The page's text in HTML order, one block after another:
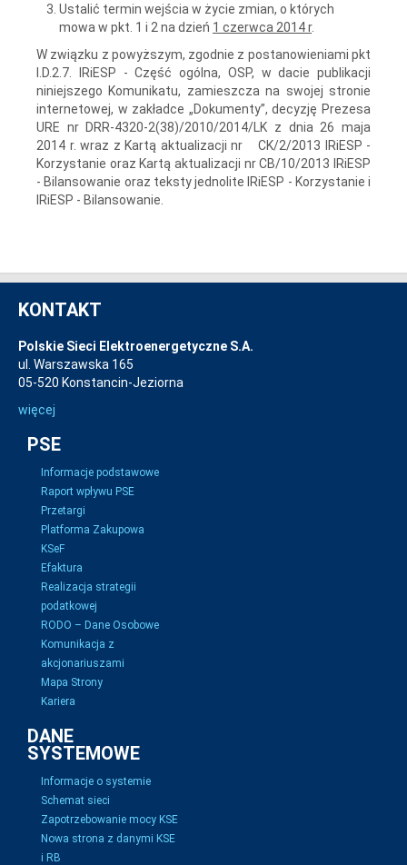
Ustalić termin wejścia w życie zmian, o których
mowa w pkt. 1 i 2 na dzień 1 czerwca 2014 r.
W związku z powyższym, zgodnie z postanowieniami pkt
I.D.2.7. IRiESP - Część ogólna, OSP, w dacie publikacji
niniejszego Komunikatu, zamieszcza na swojej stronie
internetowej, w zakładce „Dokumenty”, decyzję Prezesa
URE nr DRR-4320-2(38)/2010/2014/LK z dnia 26 maja
2014 r. wraz z Kartą aktualizacji nr CK/2/2013 IRiESP -
Korzystanie oraz Kartą aktualizacji nr CB/10/2013 IRiESP
- Bilansowanie oraz teksty jednolite IRiESP - Korzystanie i
IRiESP - Bilansowanie.
KONTAKT
Polskie Sieci Elektroenergetyczne S.A.
ul. Warszawska 165
05-520 Konstancin-Jeziorna
więcej
PSE
Informacje podstawowe
Raport wpływu PSE
Przetargi
Platforma Zakupowa
KSeF
Efaktura
Realizacja strategii
podatkowej
RODO – Dane Osobowe
Komunikacja z
akcjonariuszami
Mapa Strony
Kariera
DANE
SYSTEMOWE
Informacje o systemie
Schemat sieci
Zapotrzebowanie mocy KSE
Nowa strona z danymi KSE
i RB